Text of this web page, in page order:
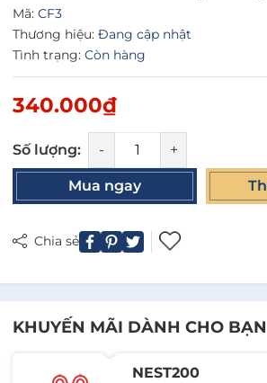
Mã: CF3
Thương hiệu: Đang cập nhật
Tình trạng: Còn hàng
340.000₫
Số lượng: - +
Mua ngay
Chia sẻ
KHUYẾN MÃI DÀNH CHO BẠN
NEST200